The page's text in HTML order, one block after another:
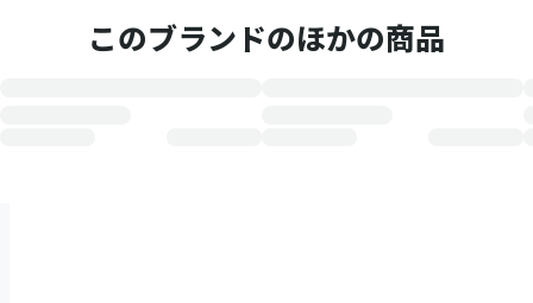
このブランドのほかの商品